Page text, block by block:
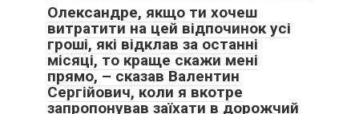
Олександре, якщо ти хочеш
витратити на цей відпочинок усі
гроші, які відклав за останні
місяці, то краще скажи мені
прямо, – сказав Валентин
Сергійович, коли я вкотре
запропонував заїхати в дорожчий